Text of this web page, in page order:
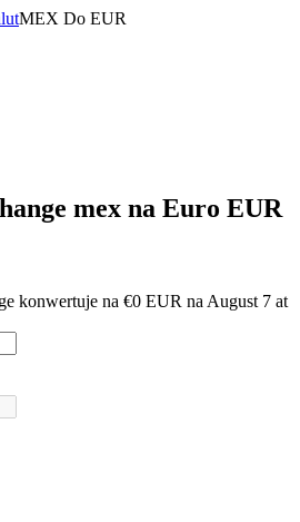
na USDT
MEX Do EUR
mex na Euro EUR
konwertuje na €0 EUR na August 7 at